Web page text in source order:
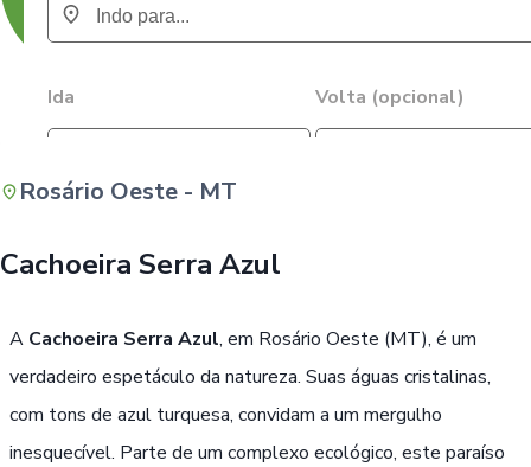
Ida Volta (opcional)
Rosário Oeste - MT
Cachoeira Serra Azul
A Cachoeira Serra Azul, em Rosário Oeste (MT), é um
verdadeiro espetáculo da natureza. Suas águas cristalinas,
com tons de azul turquesa, convidam a um mergulho
inesquecível. Parte de um complexo ecológico, este paraíso